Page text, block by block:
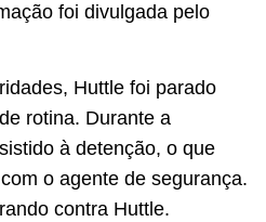
foi divulgada pelo
Huttle foi parado
rotina. Durante a
à detenção, o que
o agente de segurança.
contra Huttle.